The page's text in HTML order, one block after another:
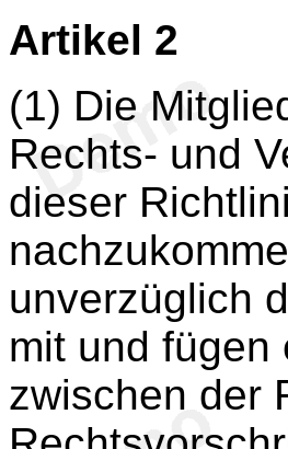
Artikel 2
(1) Die
Rechts- und
dieser
unverzüglich
mit und fügen
zwischen der